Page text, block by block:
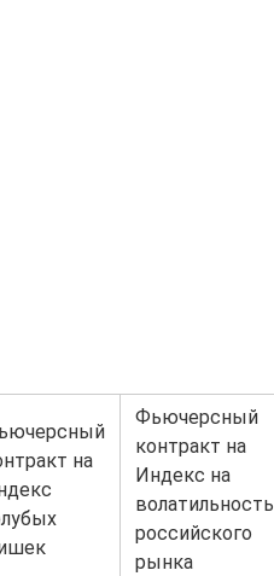
на
Фьючерсный
контракт на
Индекс на
волатильность
российского
рынка